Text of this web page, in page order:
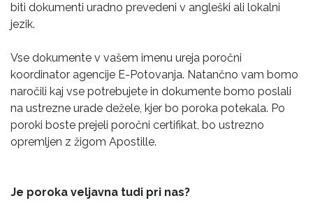
biti dokumenti uradno prevedeni v angleški ali lokalni
jezik.
Vse dokumente v vašem imenu ureja poročni
koordinator agencije E-Potovanja. Natančno vam bomo
naročili kaj vse potrebujete in dokumente bomo poslali
na ustrezne urade dežele, kjer bo poroka potekala. Po
poroki boste prejeli poročni certifikat, bo ustrezno
opremljen z žigom Apostille.
Je poroka veljavna tudi pri nas?